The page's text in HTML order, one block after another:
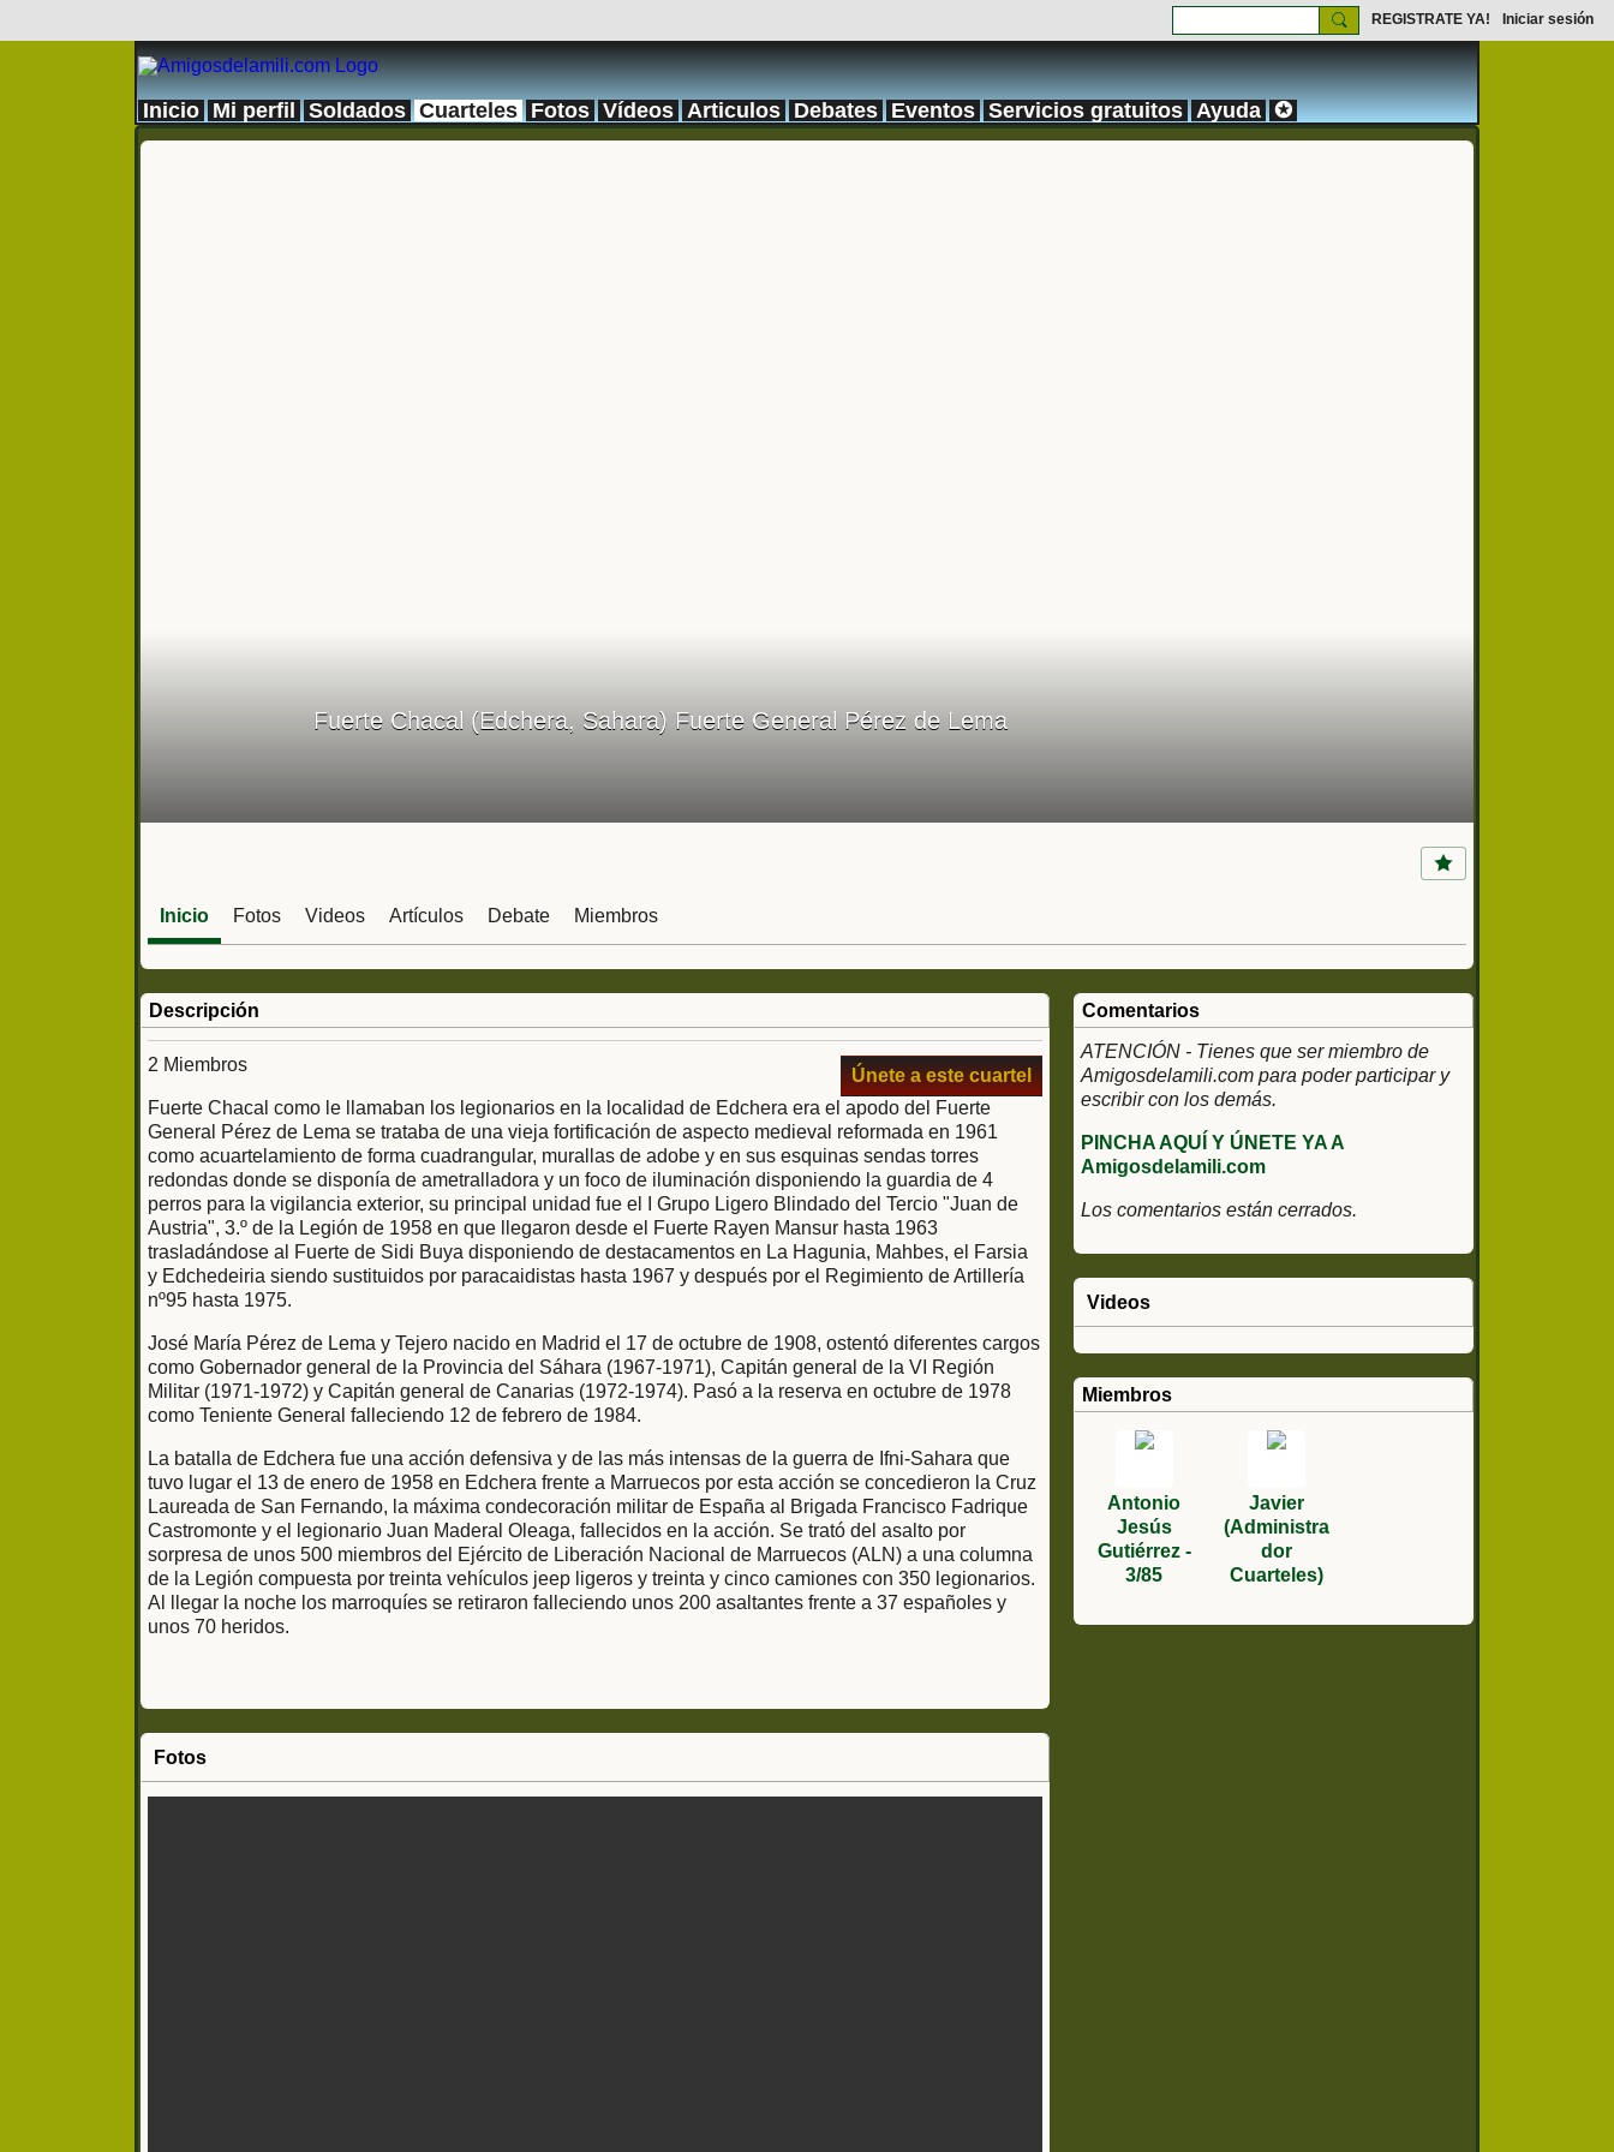
REGISTRATE YA! Iniciar sesión
Inicio Mi perfil Soldados Cuarteles Fotos Vídeos Articulos Debates Eventos Servicios gratuitos Ayuda ✪
Fuerte Chacal (Edchera, Sahara) Fuerte General Pérez de Lema
Inicio Fotos Videos Artículos Debate Miembros
Descripción
2 Miembros
Únete a este cuartel
Fuerte Chacal como le llamaban los legionarios en la localidad de Edchera era el apodo del Fuerte
General Pérez de Lema se trataba de una vieja fortificación de aspecto medieval reformada en 1961
como acuartelamiento de forma cuadrangular, murallas de adobe y en sus esquinas sendas torres
redondas donde se disponía de ametralladora y un foco de iluminación disponiendo la guardia de 4
perros para la vigilancia exterior, su principal unidad fue el I Grupo Ligero Blindado del Tercio "Juan de
Austria", 3.º de la Legión de 1958 en que llegaron desde el Fuerte Rayen Mansur hasta 1963
trasladándose al Fuerte de Sidi Buya disponiendo de destacamentos en La Hagunia, Mahbes, el Farsia
y Edchedeiria siendo sustituidos por paracaidistas hasta 1967 y después por el Regimiento de Artillería
nº95 hasta 1975.
José María Pérez de Lema y Tejero nacido en Madrid el 17 de octubre de 1908, ostentó diferentes cargos
como Gobernador general de la Provincia del Sáhara (1967-1971), Capitán general de la VI Región
Militar (1971-1972) y Capitán general de Canarias (1972-1974). Pasó a la reserva en octubre de 1978
como Teniente General falleciendo 12 de febrero de 1984.
La batalla de Edchera fue una acción defensiva y de las más intensas de la guerra de Ifni-Sahara que
tuvo lugar el 13 de enero de 1958 en Edchera frente a Marruecos por esta acción se concedieron la Cruz
Laureada de San Fernando, la máxima condecoración militar de España al Brigada Francisco Fadrique
Castromonte y el legionario Juan Maderal Oleaga, fallecidos en la acción. Se trató del asalto por
sorpresa de unos 500 miembros del Ejército de Liberación Nacional de Marruecos (ALN) a una columna
de la Legión compuesta por treinta vehículos jeep ligeros y treinta y cinco camiones con 350 legionarios.
Al llegar la noche los marroquíes se retiraron falleciendo unos 200 asaltantes frente a 37 españoles y
unos 70 heridos.
Fotos
Comentarios
ATENCIÓN - Tienes que ser miembro de
Amigosdelamili.com para poder participar y
escribir con los demás.
PINCHA AQUÍ Y ÚNETE YA A
Amigosdelamili.com
Los comentarios están cerrados.
Videos
Miembros
Antonio
Jesús
Gutiérrez -
3/85
Javier
(Administra
dor
Cuarteles)